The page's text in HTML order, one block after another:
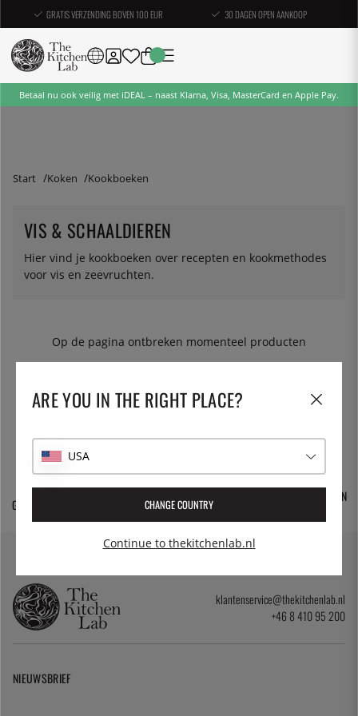
GRATIS VERZENDING BOVEN 100 EUR 30 DAGEN OPEN AANKOOP
Betaal nu ook veilig met iDEAL – naast Klarna, Visa, MasterCard en Apple Pay.
Start Koken Kookboeken
VIS & SCHAALDIEREN
Hier vind je kookboeken over recepten en kookmethodes
voor vis en zeevruchten.
Op de pagina ontbreken momenteel producten
GRATIS VERZENDING DUIZENDEN PRODUCTEN
30 DAGEN VAN OPEN
klantenservice@thekitchenlab.nl
+46 8 410 95 200
NIEUWSBRIEF
ARE YOU IN THE RIGHT PLACE?
USA
CHANGE COUNTRY
Continue to thekitchenlab.nl